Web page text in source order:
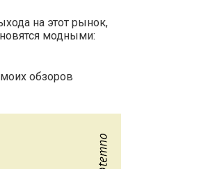
на этот рынок,
модными:
обзоров